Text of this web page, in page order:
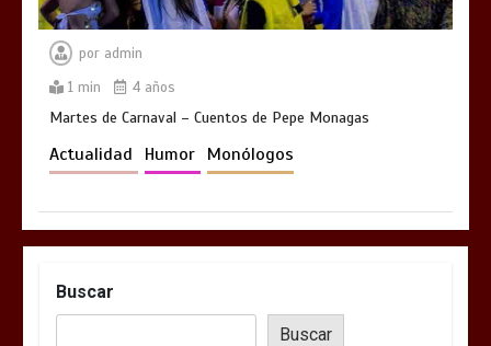
por admin
1 min
4 años
Martes de Carnaval – Cuentos de Pepe Monagas
Actualidad Humor Monólogos
Buscar
Buscar